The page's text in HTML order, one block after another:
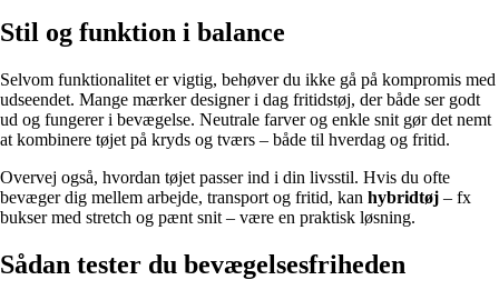
Stil og funktion i balance
Selvom funktionalitet er vigtig, behøver du ikke gå på kompromis med
udseendet. Mange mærker designer i dag fritidstøj, der både ser godt
ud og fungerer i bevægelse. Neutrale farver og enkle snit gør det nemt
at kombinere tøjet på kryds og tværs – både til hverdag og fritid.
Overvej også, hvordan tøjet passer ind i din livsstil. Hvis du ofte
bevæger dig mellem arbejde, transport og fritid, kan hybridtøj – fx
bukser med stretch og pænt snit – være en praktisk løsning.
Sådan tester du bevægelsesfriheden